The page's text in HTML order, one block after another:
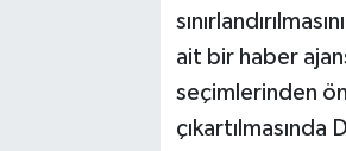
ait bir haber
seçimlerinden
çıkartılmasında